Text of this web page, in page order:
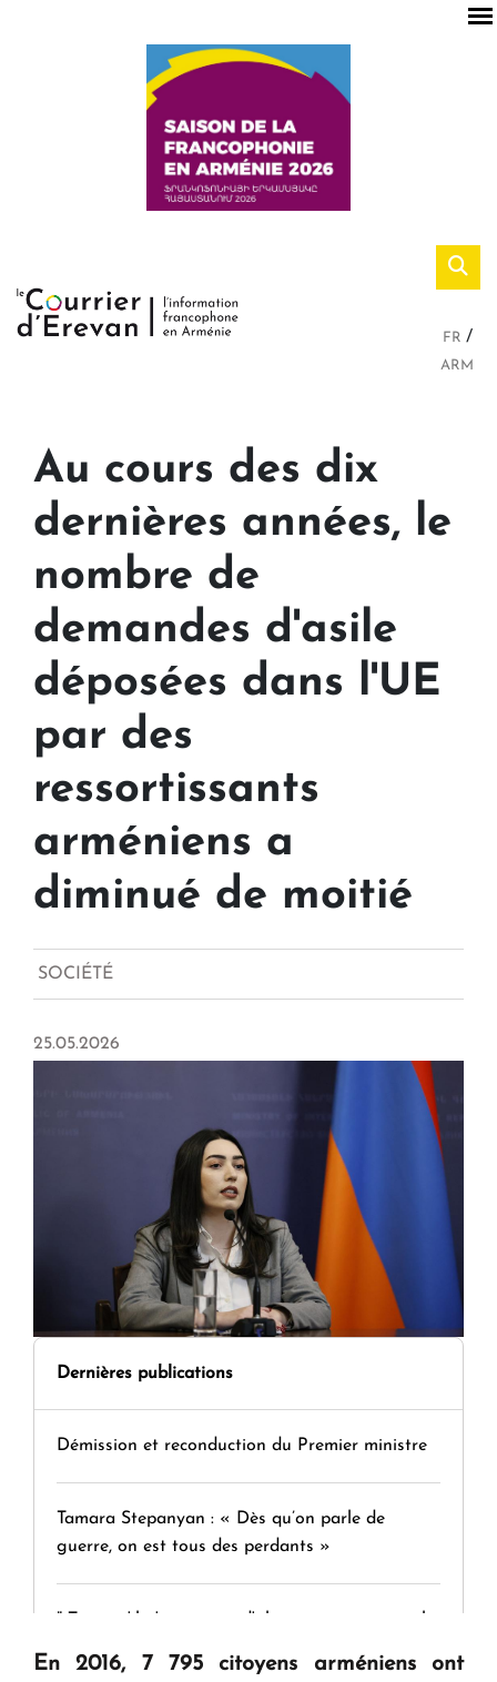
FR
ARM
Au cours des dix
dernières années, le
nombre de
demandes d'asile
déposées dans l'UE
par des
ressortissants
arméniens a
diminué de moitié
SOCIÉTÉ
25.05.2026
Dernières publications
Démission et reconduction du Premier ministre
Tamara Stepanyan : « Dès qu’on parle de
guerre, on est tous des perdants »
En 2016, 7 795 citoyens arméniens ont